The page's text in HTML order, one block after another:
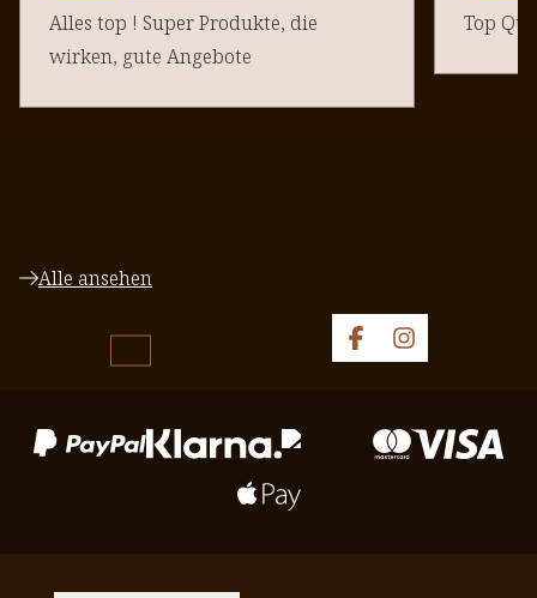
Alles top ! Super Produkte, die
wirken, gute Angebote
Top
Alle ansehen